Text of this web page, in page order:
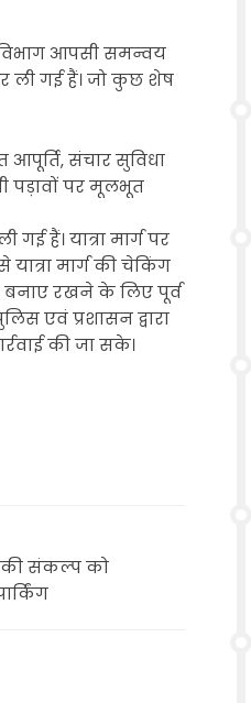
आपसी समन्वय
ली गई हैं। जो कुछ शेष
आपूर्ति, संचार सुविधा
पड़ावों पर मूलभूत
हैं। यात्रा मार्ग पर
मार्ग की चेकिंग
बनाए रखने के लिए पूर्व
एवं प्रशासन द्वारा
की जा सके।
की संकल्प को